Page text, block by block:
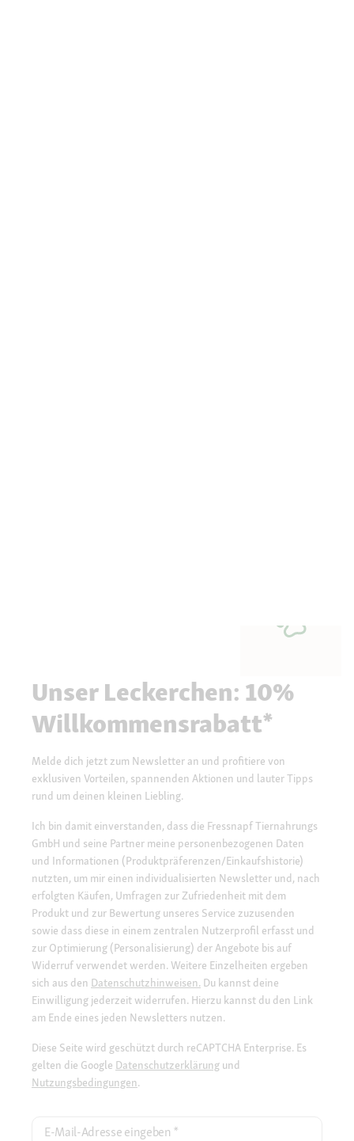
Unser Leckerchen: 10%
Willkommensrabatt*
Melde dich jetzt zum Newsletter an und profitiere von
exklusiven Vorteilen, spannenden Aktionen und lauter Tipps
rund um deinen kleinen Liebling.
Ich bin damit einverstanden, dass die Fressnapf Tiernahrungs
GmbH und seine Partner meine personenbezogenen Daten
und Informationen (Produktpräferenzen/Einkaufshistorie)
nutzten, um mir einen individualisierten Newsletter und, nach
erfolgten Käufen, Umfragen zur Zufriedenheit mit dem
Produkt und zur Bewertung unseres Service zuzusenden
sowie dass diese in einem zentralen Nutzerprofil erfasst und
zur Optimierung (Personalisierung) der Angebote bis auf
Widerruf verwendet werden. Weitere Einzelheiten ergeben
sich aus den Datenschutzhinweisen. Du kannst deine
Einwilligung jederzeit widerrufen. Hierzu kannst du den Link
am Ende eines jeden Newsletters nutzen.
Diese Seite wird geschützt durch reCAPTCHA Enterprise. Es
gelten die Google Datenschutzerklärung und
Nutzungsbedingungen.
E-Mail-Adresse eingeben *